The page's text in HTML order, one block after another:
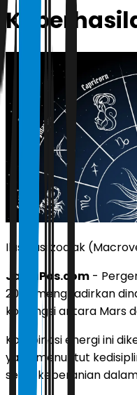
Ilustrasi zodiak
JawaPos.com -
2026 menghadirkan
konjungsi antara Mars
Kombinasi energi ini
yang menuntut
serta keberanian